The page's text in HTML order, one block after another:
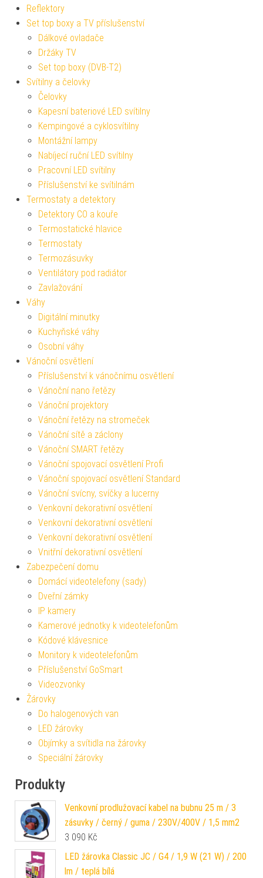
Reflektory
Set top boxy a TV příslušenství
Dálkové ovladače
Držáky TV
Set top boxy (DVB-T2)
Svítilny a čelovky
Čelovky
Kapesní bateriové LED svítilny
Kempingové a cyklosvítilny
Montážní lampy
Nabíjecí ruční LED svítilny
Pracovní LED svítilny
Příslušenství ke svítilnám
Termostaty a detektory
Detektory CO a kouře
Termostatické hlavice
Termostaty
Termozásuvky
Ventilátory pod radiátor
Zavlažování
Váhy
Digitální minutky
Kuchyňské váhy
Osobní váhy
Vánoční osvětlení
Příslušenství k vánočnímu osvětlení
Vánoční nano řetězy
Vánoční projektory
Vánoční řetězy na stromeček
Vánoční sítě a záclony
Vánoční SMART řetězy
Vánoční spojovací osvětlení Profi
Vánoční spojovací osvětlení Standard
Vánoční svícny, svíčky a lucerny
Venkovní dekorativní osvětlení
Venkovní dekorativní osvětlení
Venkovní dekorativní osvětlení
Vnitřní dekorativní osvětlení
Zabezpečení domu
Domácí videotelefony (sady)
Dveřní zámky
IP kamery
Kamerové jednotky k videotelefonům
Kódové klávesnice
Monitory k videotelefonům
Příslušenství GoSmart
Videozvonky
Žárovky
Do halogenových van
LED žárovky
Objímky a svítidla na žárovky
Speciální žárovky
Produkty
Venkovní prodlužovací kabel na bubnu 25 m / 3
zásuvky / černý / guma / 230V/400V / 1,5 mm2
3 090 Kč
LED žárovka Classic JC / G4 / 1,9 W (21 W) / 200
lm / teplá bílá